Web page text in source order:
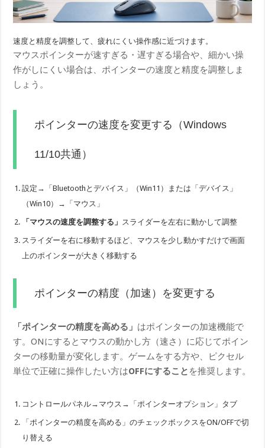
速度と精度を調整して、疲れにくい操作感に近づけます。
マウスポインターが速すぎる・遅すぎる場合や、細かい操
作がしにくい場合は、ポインターの速度と精度を調整しま
しょう。
ポインターの速度を変更する（Windows
11/10共通）
設定→「Bluetoothとデバイス」（Win11）または「デバイス」
（Win10）→「マウス」
「マウスの速度を調整する」 スライダーを左右に動かして調整
スライダーを右に移動するほど、マウスを少し動かすだけで画面
上のポインターが大きく移動する
ポインターの精度（加速）を変更する
「ポインターの精度を高める」 はポインターの加速機能で
す。ONにするとマウスの動かし方（速さ）に応じてポイン
ターの移動量が変化します。ゲームをする方や、ピクセル
単位で正確に操作したい方はOFFにすること を推奨します。
コントロールパネル→マウス→「ポインターオプション」タブ
「ポインターの精度を高める」のチェックボックスをON/OFFで切
り替える